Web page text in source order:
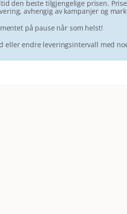
den beste tilgjengelige prisen.
avhengig av kampanjer og
på pause når som helst!
eller endre leveringsintervall med